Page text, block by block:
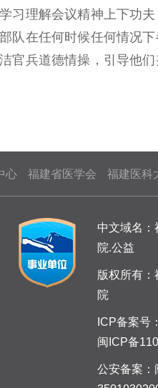
习理解会议精神上下功
在任何时候任何情况下
兵道德情操，引导他们
心 福建省医学会 福建医科
中文域名：
院.公益
版权所有：
院
ICP备案号：
闽ICP备
公安备案：